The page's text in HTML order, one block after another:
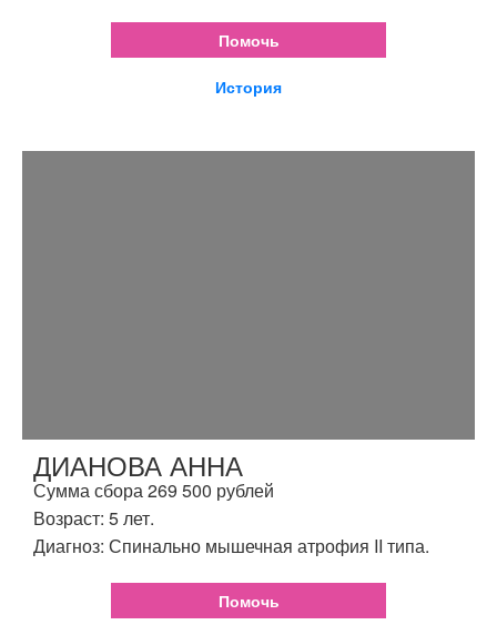
Помочь
История
ДИАНОВА АННА
Сумма сбора 269 500 рублей
Возраст: 5 лет.
Диагноз: Спинально мышечная атрофия II типа.
Помочь